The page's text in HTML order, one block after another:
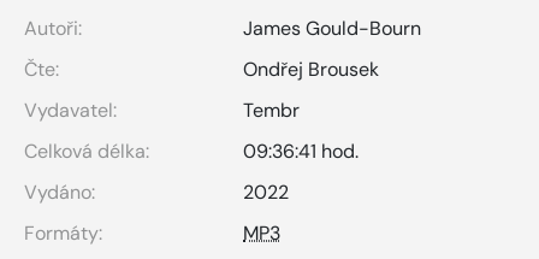
Autoři:
James Gould-Bourn
Čte:
Ondřej Brousek
Vydavatel:
Tembr
Celková délka:
09:36:41 hod.
Vydáno:
2022
Formáty:
MP3